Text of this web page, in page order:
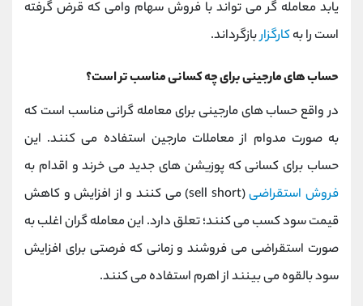
یابد معامله گر می تواند با فروش سهام وامی که قرض گرفته
است را بهکارگزاربازگرداند.
حساب ‌های مارجینی برای چه کسانی مناسب تر است؟
در واقع حساب ‌های مارجینی برای معامله گرانی مناسب است که
به صورت مدوام از معاملات مارجین استفاده می کنند. این
حساب برای کسانی که پوزیشن های جدید می ‌خرند و اقدام به
فروش استقراضی
(sell short) می ‌کنند و از افزایش و کاهش
قیمت سود کسب می‌ کنند؛ تعلق دارد. این معامله گران اغلب به
صورت استقراضی می‌ فروشند و زمانی که فرصتی برای افزایش
سود بالقوه می ‌بینند از اهرم استفاده می ‌کنند.